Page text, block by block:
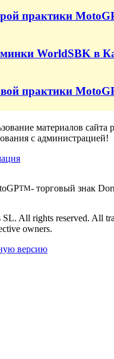
практики
WorldSBK в
практики
материалов сайта
с администрацией!
TM- торговый знак
All rights reserved. All
owners.
версию